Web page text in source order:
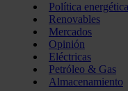
Política energética
Renovables
Mercados
Opinión
Eléctricas
Petróleo & Gas
Almacenamiento